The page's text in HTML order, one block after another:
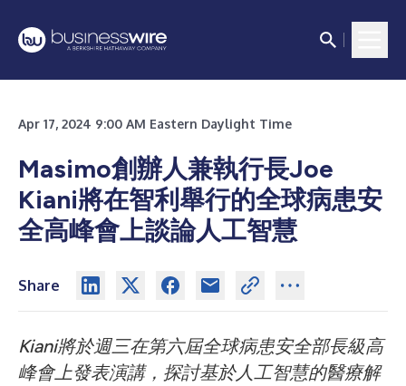
Apr 17, 2024 9:00 AM Eastern Daylight Time
Masimo創辦人兼執行長Joe
Kiani將在智利舉行的全球病患安
全高峰會上談論人工智慧
Share
Kiani將於週三在第六屆全球病患安全部長級高
峰會上發表演講，探討基於人工智慧的醫療解